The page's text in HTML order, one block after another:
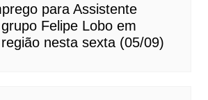
para Assistente
Felipe Lobo em
nesta sexta (05/09)